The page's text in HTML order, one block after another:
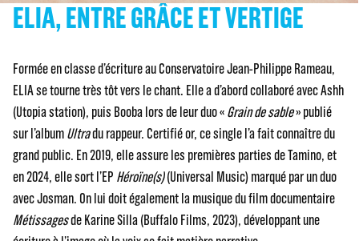
ELIA, ENTRE GRÂCE ET VERTIGE
Formée en classe d’écriture au Conservatoire Jean-Philippe Rameau,
ELIA se tourne très tôt vers le chant. Elle a d’abord collaboré avec Ashh
(Utopia station), puis Booba lors de leur duo «Grain de sable» publié
sur l’albumUltradu rappeur. Certifié or, ce single l’a fait connaître du
grand public. En 2019, elle assure les premières parties de Tamino, et
en 2024, elle sort l’EP Héroïne(s)(Universal Music) marqué par un duo
avec Josman. On lui doit également la musique du film documentaire
Métissagesde Karine Silla (Buffalo Films, 2023), développant une